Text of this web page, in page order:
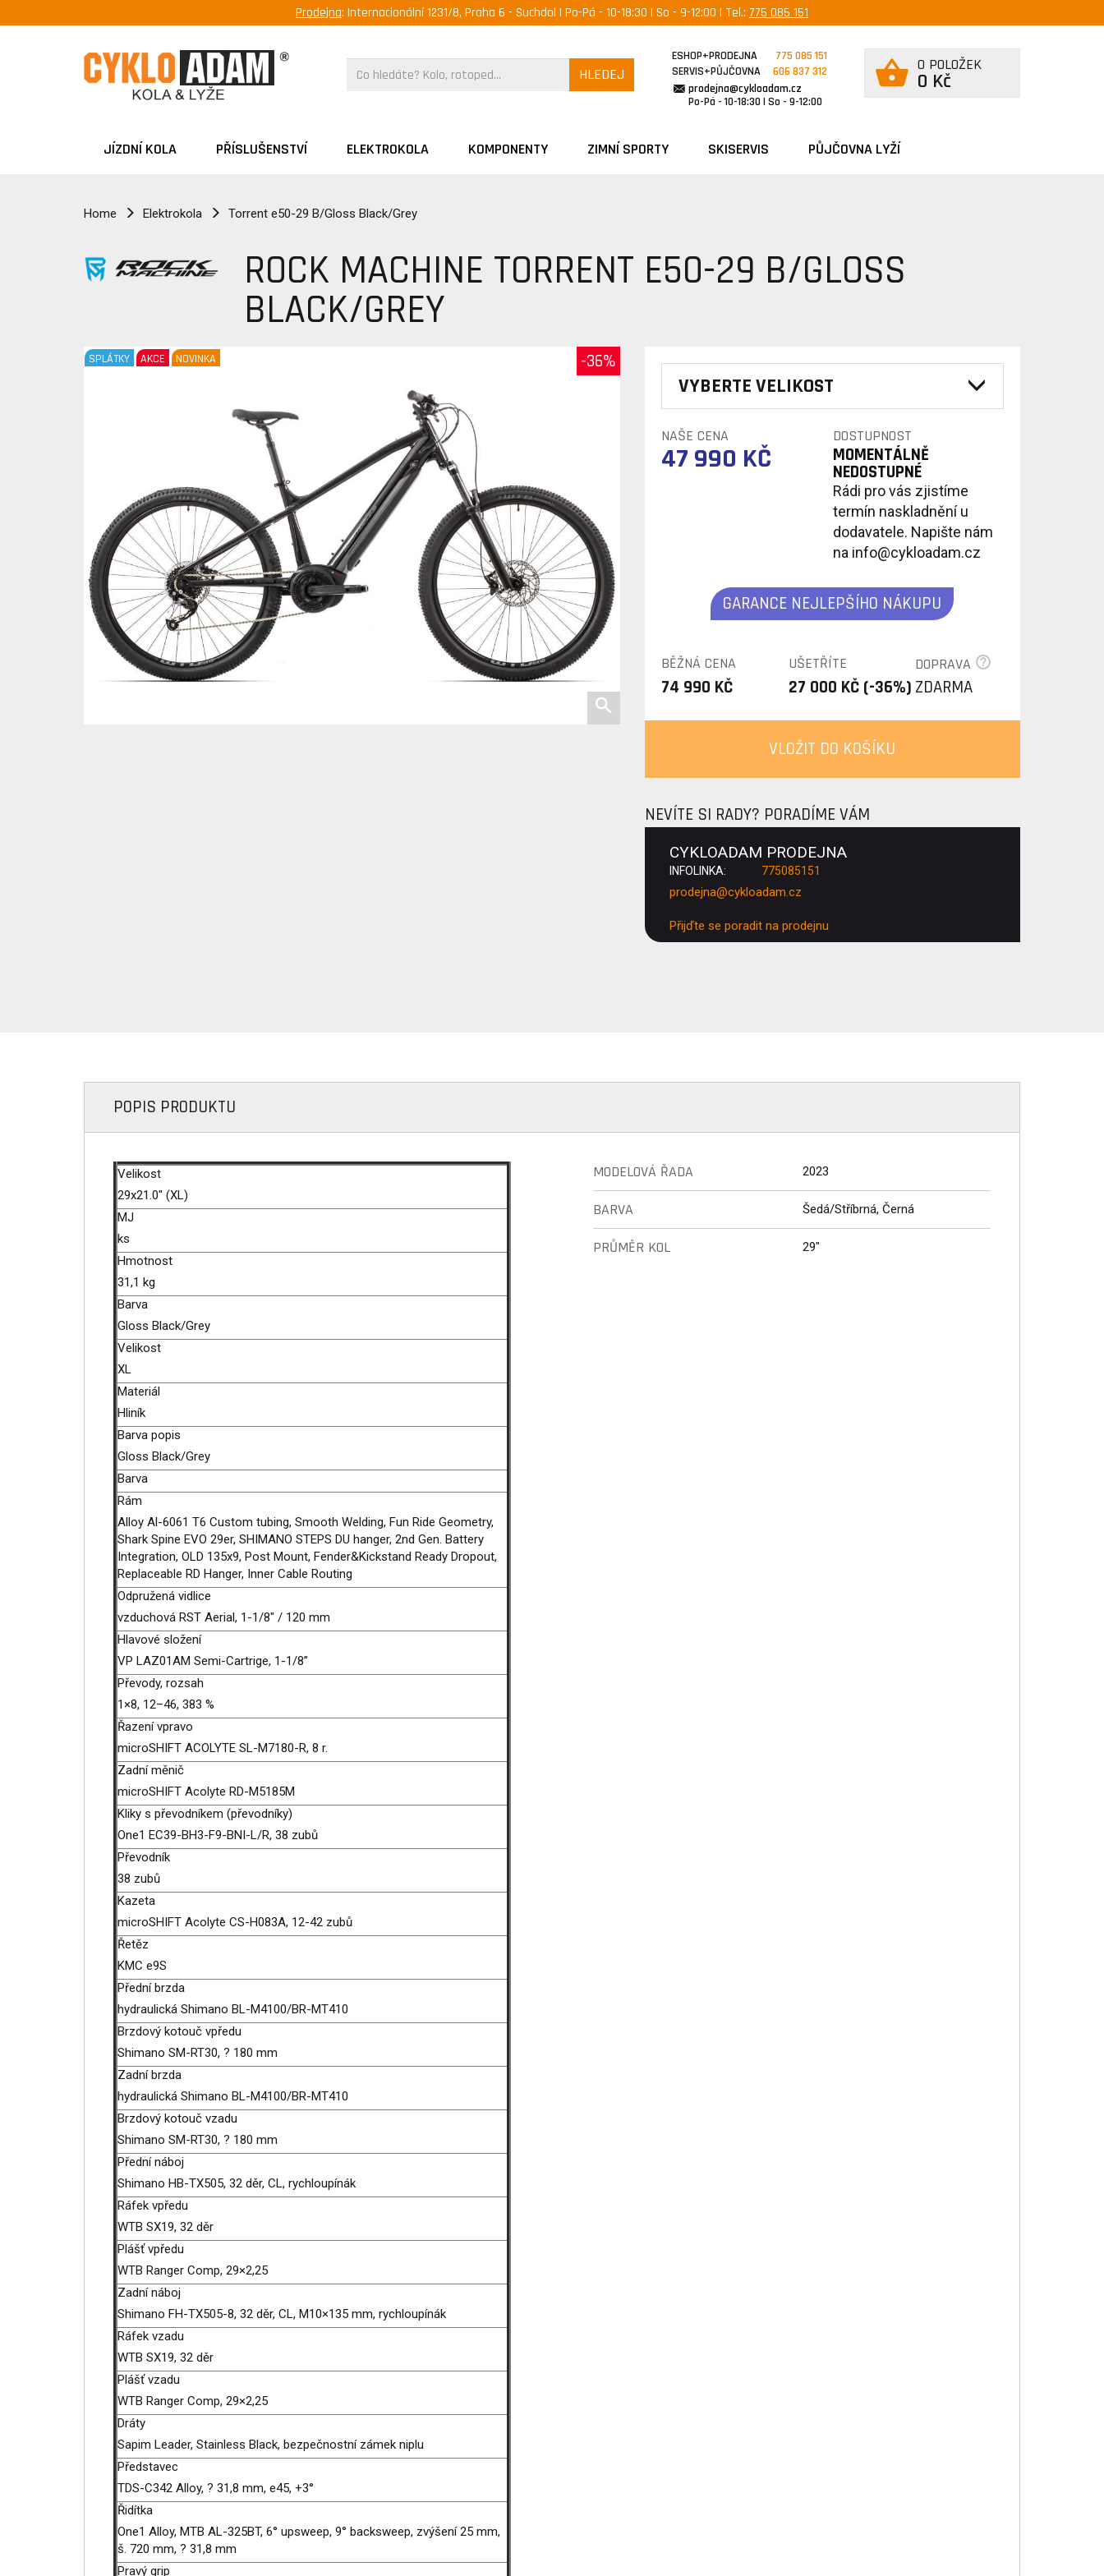
Prodejna: Internacionální 1231/8, Praha 6 - Suchdol | Po-Pá - 10-18:30 | So - 9-12:00 | Tel.: 775 085 151
HLEDEJ
ESHOP+PRODEJNA
775 085 151
SERVIS+PŮJČOVNA
606 837 312
prodejna@cykloadam.cz
Po-Pá - 10-18:30 | So - 9-12:00
0 POLOŽEK
0 Kč
JÍZDNÍ KOLA PŘÍSLUŠENSTVÍ ELEKTROKOLA KOMPONENTY ZIMNÍ SPORTY SKISERVIS PŮJČOVNA LYŽÍ
Home Elektrokola Torrent e50-29 B/Gloss Black/Grey
ROCK MACHINE TORRENT E50-29 B/GLOSS
BLACK/GREY
-36%
SPLÁTKY AKCE NOVINKA
VYBERTE VELIKOST
NAŠE CENA DOSTUPNOST
47 990 KČ MOMENTÁLNĚ
NEDOSTUPNÉ
Rádi pro vás zjistíme
termín naskladnění u
dodavatele. Napište nám
na info@cykloadam.cz
GARANCE NEJLEPŠÍHO NÁKUPU
BĚŽNÁ CENA UŠETŘÍTE DOPRAVA
74 990 KČ 27 000 KČ (-36%) ZDARMA
VLOŽIT DO KOŠÍKU
NEVÍTE SI RADY? PORADÍME VÁM
CYKLOADAM PRODEJNA
INFOLINKA: 775085151
prodejna@cykloadam.cz
Přijďte se poradit na prodejnu
POPIS PRODUKTU
Velikost
29x21.0" (XL)
MJ
ks
Hmotnost
31,1 kg
Barva
Gloss Black/Grey
Velikost
XL
Materiál
Hliník
Barva popis
Gloss Black/Grey
Barva
Rám
Alloy Al-6061 T6 Custom tubing, Smooth Welding, Fun Ride Geometry,
Shark Spine EVO 29er, SHIMANO STEPS DU hanger, 2nd Gen. Battery
Integration, OLD 135x9, Post Mount, Fender&Kickstand Ready Dropout,
Replaceable RD Hanger, Inner Cable Routing
Odpružená vidlice
vzduchová RST Aerial, 1-1/8" / 120 mm
Hlavové složení
VP LAZ01AM Semi-Cartrige, 1-1/8”
Převody, rozsah
1×8, 12–46, 383 %
Řazení vpravo
microSHIFT ACOLYTE SL-M7180-R, 8 r.
Zadní měnič
microSHIFT Acolyte RD-M5185M
Kliky s převodníkem (převodníky)
One1 EC39-BH3-F9-BNI-L/R, 38 zubů
Převodník
38 zubů
Kazeta
microSHIFT Acolyte CS-H083A, 12-42 zubů
Řetěz
KMC e9S
Přední brzda
hydraulická Shimano BL-M4100/BR-MT410
Brzdový kotouč vpředu
Shimano SM-RT30, ? 180 mm
Zadní brzda
hydraulická Shimano BL-M4100/BR-MT410
Brzdový kotouč vzadu
Shimano SM-RT30, ? 180 mm
Přední náboj
Shimano HB-TX505, 32 děr, CL, rychloupínák
Ráfek vpředu
WTB SX19, 32 děr
Plášť vpředu
WTB Ranger Comp, 29×2,25
Zadní náboj
Shimano FH-TX505-8, 32 děr, CL, M10×135 mm, rychloupínák
Ráfek vzadu
WTB SX19, 32 děr
Plášť vzadu
WTB Ranger Comp, 29×2,25
Dráty
Sapim Leader, Stainless Black, bezpečnostní zámek niplu
Představec
TDS-C342 Alloy, ? 31,8 mm, e45, +3°
Řidítka
One1 Alloy, MTB AL-325BT, 6° upsweep, 9° backsweep, zvýšení 25 mm,
š. 720 mm, ? 31,8 mm
Pravý grip
MODELOVÁ ŘADA 2023
BARVA Šedá/Stříbrná, Černá
PRŮMĚR KOL 29"